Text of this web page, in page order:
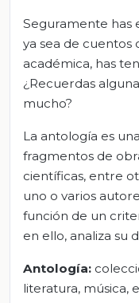
Seguramente has
ya sea de cuentos
académica, has
¿Recuerdas
mucho?
La antología es
fragmentos de
científicas, entre
uno o varios
función de un
en ello, analiza su
Antología:
literatura, música,